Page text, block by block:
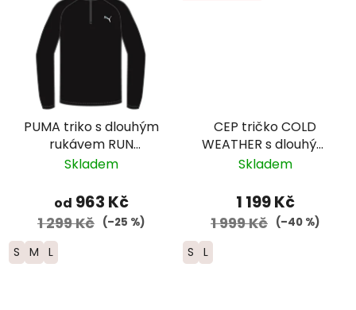
PUMA triko s dlouhým
rukávem RUN
VELOCITY CLOUDSPUN
Skladem
od 963 Kč
1 299 Kč (–25 %)
S M L
CEP tričko COLD
WEATHER s dlouhým
rukávem - pánské -
Skladem
1 199 Kč
1 999 Kč (–40 %)
S L